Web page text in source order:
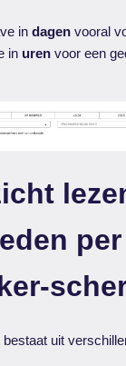
indagen vooral
in uren voor een
per
uit